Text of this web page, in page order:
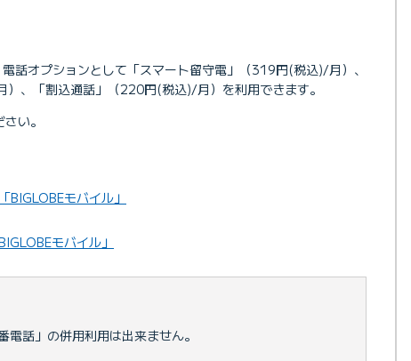
話オプションとして「スマート留守電」（319円(税込)/月）、
）、「割込通話」（220円(税込)/月）を利用できます。
い。
モバイル」
モバイル」
電話」の併用利用は出来ません。